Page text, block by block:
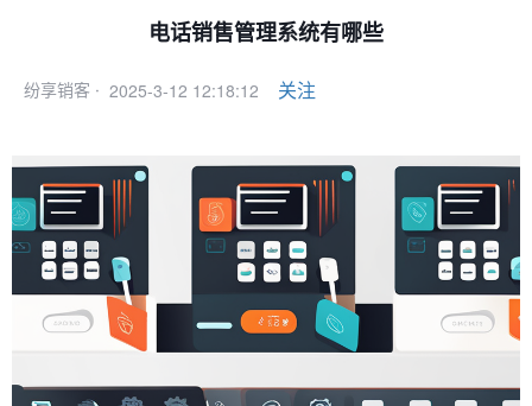
电话销售管理系统有哪些
纷享销客 · 2025-3-12 12:18:12 关注